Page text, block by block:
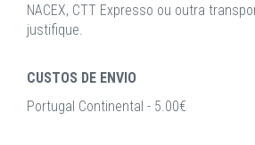
NACEX, CTT Expresso ou outra
justifique.
CUSTOS DE ENVIO
Portugal Continental - 5.00€